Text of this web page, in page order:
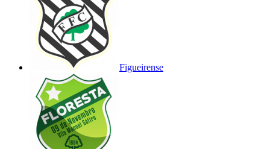
Figueirense